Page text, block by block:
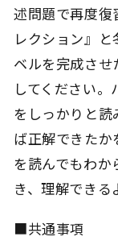
述問題で再度復
レクション』
ベルを完成さ
してください
をしっかりと
ば正解できた
を読んでもわ
き、理解できる
■共通事項